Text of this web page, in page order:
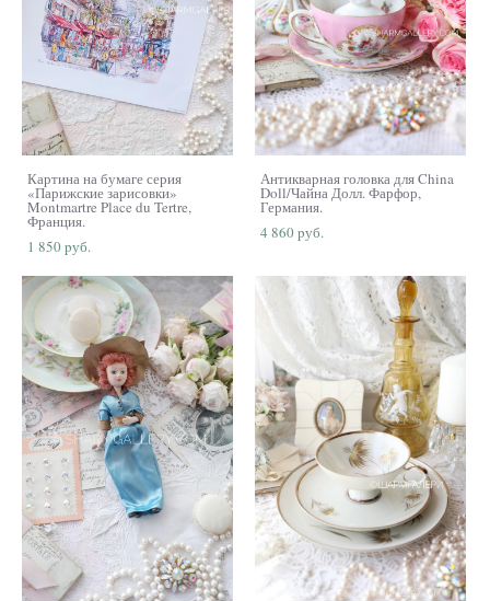
Картина на бумаге серия
«Парижские зарисовки»
Montmartre Place du Tertre,
Франция.
1 850 pуб.
Антикварная головка для China
Doll/Чайна Долл. Фарфор,
Германия.
4 860 pуб.